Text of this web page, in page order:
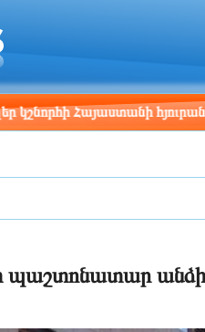
հյուրանոցների